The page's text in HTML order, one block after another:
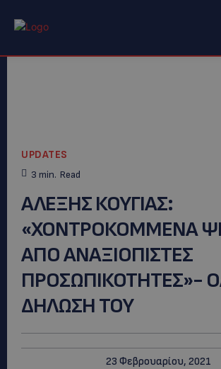
UPDATES
3 min. Read
ΑΛΕΞΗΣ ΚΟΥΓΙΑΣ:
«ΧΟΝΤΡΟΚΟΜΜΕΝΑ
ΑΠΟ ΑΝΑΞΙΟΠΙΣΤΕΣ
ΠΡΟΣΩΠΙΚΟΤΗΤΕΣ»-
ΔΗΛΩΣΗ ΤΟΥ
23 Φεβρουαρίου, 2021